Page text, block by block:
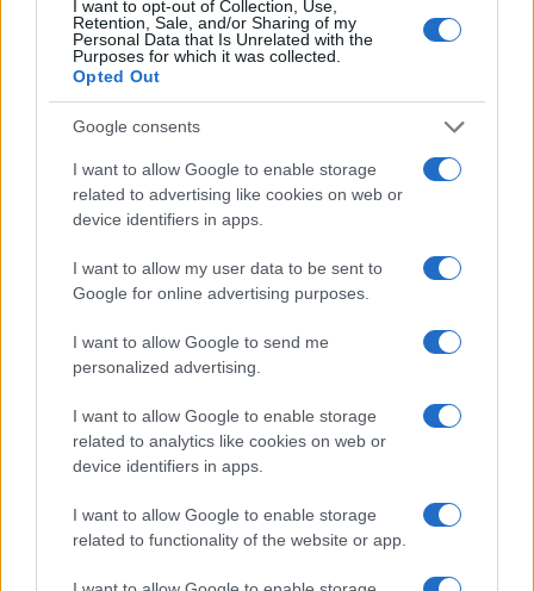
I want to opt-out of Collection, Use,
Retention, Sale, and/or Sharing of my
Personal Data that Is Unrelated with the
Purposes for which it was collected.
Opted Out
Google consents
I want to allow Google to enable storage
related to advertising like cookies on web or
device identifiers in apps.
I want to allow my user data to be sent to
Google for online advertising purposes.
I want to allow Google to send me
personalized advertising.
I want to allow Google to enable storage
related to analytics like cookies on web or
device identifiers in apps.
I want to allow Google to enable storage
related to functionality of the website or app.
La candidatura di Irsina per Capitale Italiana della
Susanna Riva · 5 Ago 2026